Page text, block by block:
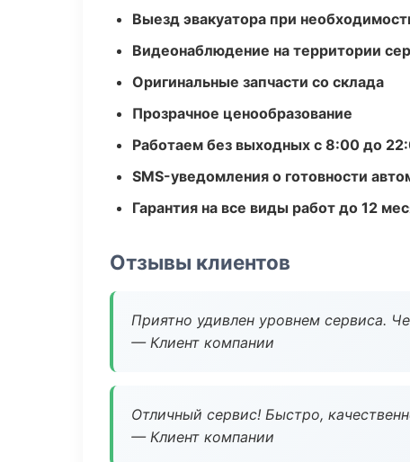
Выезд эвакуатора при
Видеонаблюдение на территории
Оригинальные запчасти со склада
Прозрачное ценообразование
Работаем без выходных с 8:00 до
SMS-уведомления о готовности
Гарантия на все виды работ до 12
Отзывы клиентов
Приятно удивлен уровнем сервиса.
— Клиент компании
Отличный сервис! Быстро,
— Клиент компании